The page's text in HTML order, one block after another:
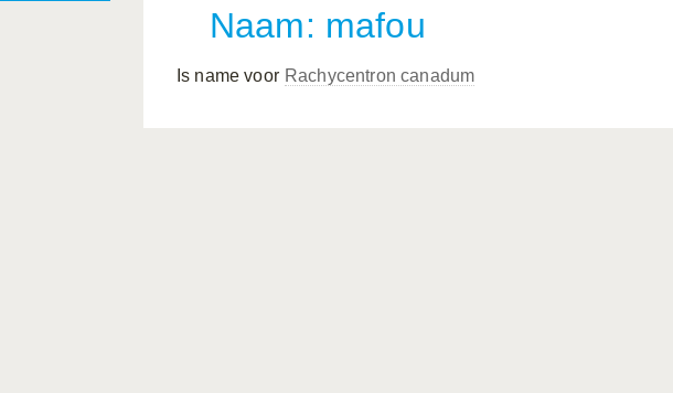
Naam: mafou
Is name voor Rachycentron canadum